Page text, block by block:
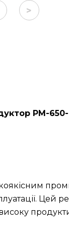
>
РМ-650-
Цей